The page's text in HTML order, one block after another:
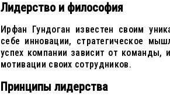
Лидерство и философия
Ирфан Гундоган известен своим
себе инновации, стратегическое
успех компании зависит от команды,
мотивации своих сотрудников.
Принципы лидерства